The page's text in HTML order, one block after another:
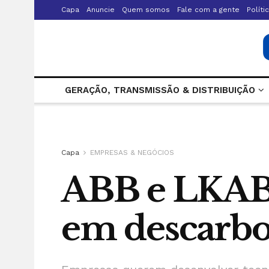
Capa Anuncie Quem somos Fale com a gente
GERAÇÃO, TRANSMISSÃO & DISTRIBUIÇÃO
Capa EMPRESAS & NEGÓCIOS
ABB e
em